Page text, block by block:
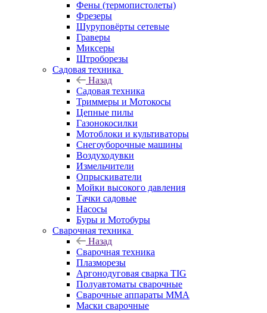
Фены (термопистолеты)
Фрезеры
Шуруповёрты сетевые
Граверы
Миксеры
Штроборезы
Садовая техника
Назад
Садовая техника
Триммеры и Мотокосы
Цепные пилы
Газонокосилки
Мотоблоки и культиваторы
Снегоуборочные машины
Воздуходувки
Измельчители
Опрыскиватели
Мойки высокого давления
Тачки садовые
Насосы
Буры и Мотобуры
Сварочная техника
Назад
Сварочная техника
Плазморезы
Аргонодуговая сварка TIG
Полуавтоматы сварочные
Сварочные аппараты ММА
Маски сварочные